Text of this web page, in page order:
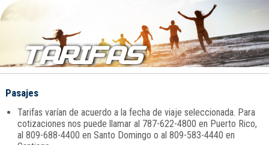
TARIFAS
Pasajes
Tarifas varían de acuerdo a la fecha de viaje seleccionada. Para
cotizaciones nos puede llamar al 787-622-4800 en Puerto Rico,
al 809-688-4400 en Santo Domingo o al 809-583-4440 en